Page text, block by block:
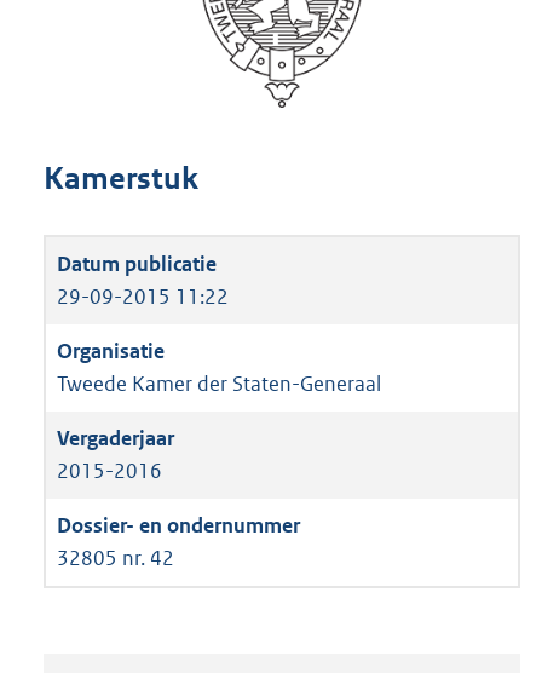
Kamerstuk
29-09-2015 11:22
Tweede Kamer der Staten-Generaal
2015-2016
32805 nr. 42